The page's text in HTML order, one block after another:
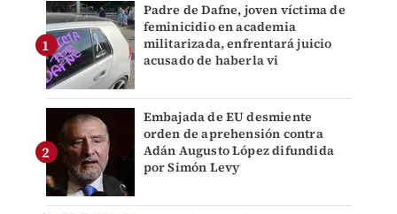
Padre de Dafne, joven víctima de
feminicidio en academia
militarizada, enfrentará juicio
acusado de haberla vi
Embajada de EU desmiente
orden de aprehensión contra
Adán Augusto López difundida
por Simón Levy